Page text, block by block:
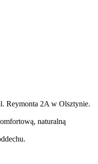
Reymonta 2A w Olsztynie.
naturalną